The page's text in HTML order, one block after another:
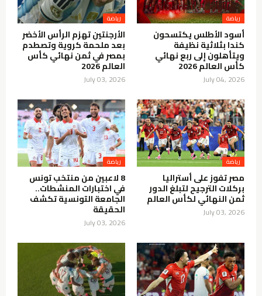
رياضة
أسود الأطلس يكتسحون
كندا بثلاثية نظيفة
ويتأهلون إلى ربع نهائي
كأس العالم 2026
July 04, 2026
رياضة
الأرجنتين تهزم الرأس الأخضر
بعد ملحمة كروية وتصطدم
بمصر في ثمن نهائي كأس
العالم 2026
July 03, 2026
رياضة
مصر تفوز على أستراليا
بركلات الترجيح لتبلغ الدور
ثمن النهائي لكأس العالم
July 03, 2026
رياضة
8 لاعبين من منتخب تونس
في اختبارات المنشطات..
الجامعة التونسية تكشف
الحقيقة
July 03, 2026